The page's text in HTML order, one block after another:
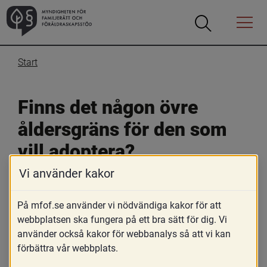
Öppna
Öppna
Menyn
Start
Finns det någon övre
åldersgräns för den som
vill adoptera?
Skriv ut
Det finns ingen övre åldersgräns för vem som får
adoptera. Sökandens ålder och även åldersskillnaden
Vi använder kakor
På mfof.se använder vi nödvändiga kakor för att
webbplatsen ska fungera på ett bra sätt för dig. Vi
använder också kakor för webbanalys så att vi kan
förbättra vår webbplats.